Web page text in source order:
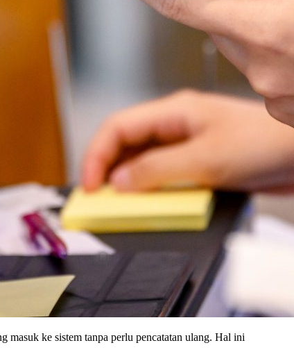
masuk ke sistem tanpa perlu pencatatan ulang. Hal ini